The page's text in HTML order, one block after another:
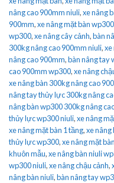
nâng cao 900mm niuli,xe nâng
900mm,xe nâng mặt bàn wp300
wp300,xe nâng cây cảnh,bàn
300kg nâng cao 900mm niuli,xe
nâng cao 900mm,bàn nâng tay
cao 900mm wp300,xe nâng
xe nâng bàn 300kg nâng cao
nâng tay thủy lực 300kg nâng
nâng bàn wp300 300kg nâng
thủy lực wp300 niuli,xe nâng
xe nâng mặt bàn 1 tầng,xe nâng
thủy lực wp300,xe nâng mặt
khuôn mẫu,xe nâng bàn niuli
wp300 niuli,xe nâng chậu cảnh,
nâng bàn niuli,bàn nâng tay